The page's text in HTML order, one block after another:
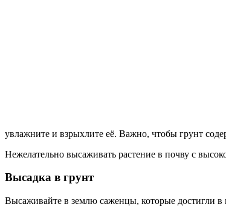
увлажните и взрыхлите её. Важно, чтобы грунт
Нежелательно высаживать растение в почву с
Высадка в грунт
Высаживайте в землю саженцы, которые достигли в